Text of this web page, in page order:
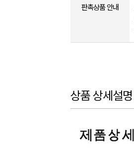
판촉상품 안내
상품 상세설명